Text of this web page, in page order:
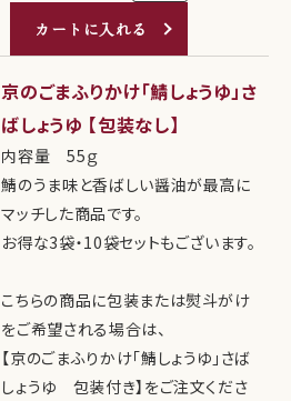
カートに入れる
京のごまふりかけ「鯖しょうゆ」さ
ばしょうゆ 【包装なし】
内容量 55ｇ
鯖のうま味と香ばしい醤油が最高に
マッチした商品です。
お得な3袋・10袋セットもございます。
こちらの商品に包装または熨斗がけ
をご希望される場合は、
【京のごまふりかけ「鯖しょうゆ」さば
しょうゆ 包装付き】をご注文くださ